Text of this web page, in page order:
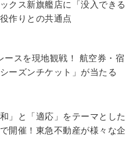
クス新旗艦店に「没入できる
作りとの共通点
ースを現地観戦！ 航空券・宿
ーズンチケット」が当たる
」と「適応」をテーマとした
開催！東急不動産が様々な企